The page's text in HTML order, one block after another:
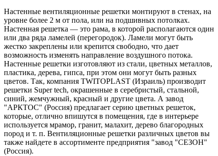
Настенные вентиляционные решетки монтируют в стенах, на
уровне более 2 м от пола, или на подшивных потолках.
Настенная решетка — это рама, в которой располагаются один
или два ряда ламелей (перегородок). Ламели могут быть
жестко закреплены или крепится свободно, что дает
возможность изменять направление воздушного потока.
Настенные решетки изготовляют из стали, цветных металлов,
пластика, дерева, гипса, при этом они могут быть разных
цветов. Так, компания TWITOPLAST (Израиль) производит
решетки Super tech, окрашенные в серебристый, стальной,
синий, жемчужный, красный и другие цвета. А завод
"АРКТОС" (Россия) предлагает серию цветных решеток,
которые, отлично впишутся в помещения, где в интерьере
используется мрамор, гранит, малахит, дерево благородных
пород и т. п. Вентиляционные решетки различных цветов вы
также найдете в ассортименте предприятия "завод "СЕЗОН"
(Россия).